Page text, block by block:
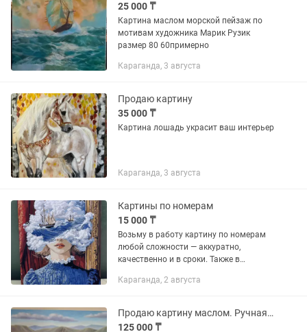
25 000 ₸
Картина маслом морской пейзаж по
мотивам художника Марик Рузик
размер 80 60примерно
Караганда, 3 августа
Продаю картину
35 000 ₸
Картина лошадь украсит ваш интерьер
Караганда, 3 августа
Картины по номерам
15 000 ₸
Возьму в работу картину по номерам
любой сложности — аккуратно,
качественно и в сроки. Также в
могут украсить ваш интерьер или
Караганда, 2 августа
Продаю картину маслом. Ручная работа
125 000 ₸